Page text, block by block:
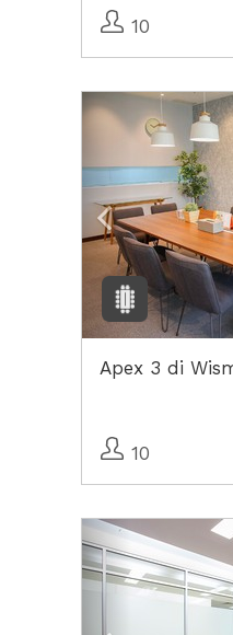
10
Previous
Apex 3 di
10
Previous